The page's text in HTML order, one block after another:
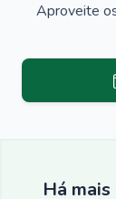
Aproveite
Há